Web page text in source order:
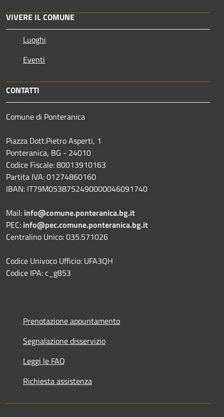
VIVERE IL COMUNE
Luoghi
Eventi
CONTATTI
Comune di Ponteranica
Piazza Dott.Pietro Asperti, 1
Ponteranica, BG - 24010
Codice Fiscale: 80013910163
Partita IVA: 01274860160
IBAN: IT79M0538752490000046091740
Mail: info@comune.ponteranica.bg.it
PEC: info@pec.comune.ponteranica.bg.it
Centralino Unico: 035.571026
Codice Univoco Ufficio: UFA3QH
Codice IPA: c_g853
Prenotazione appuntamento
Segnalazione disservizio
Leggi le FAQ
Richiesta assistenza